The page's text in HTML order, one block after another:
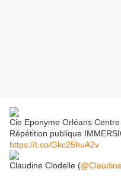
Cie Eponyme Orléans​
Répétition publique
https://t.co/Gkc25huA2v
Claudine Clodelle (